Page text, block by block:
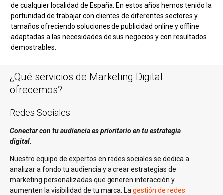
de cualquier localidad de España. En estos años hemos tenido la
portunidad de trabajar con clientes de diferentes sectores y
tamaños ofreciendo soluciones de publicidad online y offline
adaptadas a las necesidades de sus negocios y con resultados
demostrables.
¿Qué servicios de Marketing Digital
ofrecemos?
Redes Sociales
Conectar con tu audiencia es prioritario en tu estrategia
digital.
Nuestro equipo de expertos en redes sociales se dedica a
analizar a fondo tu audiencia y a crear estrategias de
marketing personalizadas que generen interacción y
aumenten la visibilidad de tu marca. Lagestión de redes